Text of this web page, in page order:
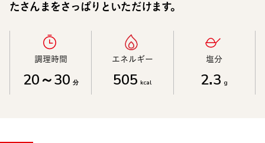
たさんまをさっぱりといただけます。
調理時間​
20～30 分
エネルギー​
505 kcal
塩分​
2.3 g